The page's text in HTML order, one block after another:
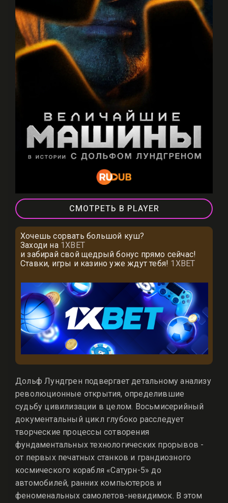
СМОТРЕТЬ В PLAYER
Хочешь сорвать большой куш?
Заходи на 1XBET
и забирай свой щедрый бонус прямо сейчас!
Ставки, игры и казино уже ждут тебя! 1XBET
Дольф Лундгрен подвергает детальному анализу
революционные открытия, определившие
судьбу цивилизации в целом. Восьмисерийный
документальный цикл глубоко расследует
творческие процессы сотворения
фундаментальных технологических прорывов -
от первых печатных станков и грандиозного
космического корабля «Сатурн-5» до
автомобилей, ранних компьютеров и
феноменальных самолетов-невидимок. В этом